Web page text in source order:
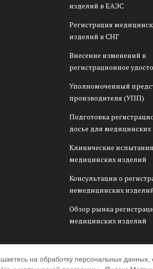
изделий в ЕАЭС
Регистрация
изделий в СНГ
Внесение изменений в
регистрационное
Уполномоченный
производителя (УПП)
Подготовка
досье для
Клинические испытания
медицинских изделий
Консультации о
немедицинских
Обзор рынка
медицинских изделий
на обработку персональных